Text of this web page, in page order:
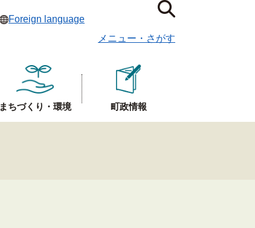
Foreign language
メニュー ・ さがす
まちづくり・環境 町政情報